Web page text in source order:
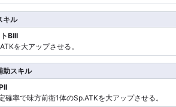
キル
BIII
を大アップさせる。
助スキル
確率で味方前衛1体のSp.ATKを大アップさせる。